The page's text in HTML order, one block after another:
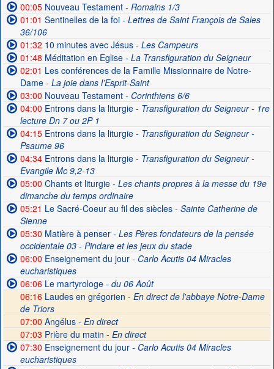
00:05Nouveau Testament- Romains 1/3
01:01 Sentinelles de la foi- Lettres de Saint François de Sales
36/106
01:32 10 minutes avec Jésus- Les Campeurs
01:48 Méditation en Eglise- La Transfiguration du Seigneur
02:01 Les conférences de la Famille Missionnaire de Notre-
Dame- La joie dans l’Esprit-Saint
03:00 Nouveau Testament- Corinthiens 6/6
04:00 Entrons dans la liturgie- Transfiguration du Seigneur - 1re
lecture Dn 7 ou 2P 1
04:15Entrons dans la liturgie- Transfiguration du Seigneur -
Psaume 96
04:34Entrons dans la liturgie- Transfiguration du Seigneur -
Evangile Mc 9,2-13
05:00 Chants et liturgie- Les chants propres à la messe du 19e
dimanche du temps ordinaire
05:21 Le Sacré-Coeur au fil des siècles- Sainte Catherine de
Sienne
05:30 Matière à penser- Les Pères fondateurs de la pensée
occidentale 03 - Pindare et les jeux du stade
06:00 Enseignement du jour- Carlo Acutis 04 Miracles
eucharistiques
06:06Le martyrologe- du 06 Août
06:16 Laudes en grégorien - En direct de l'abbaye Notre-Dame
de Triors
07:00 Angélus - En direct
07:03 Prière du matin - En direct
07:30 Enseignement du jour- Carlo Acutis 04 Miracles
eucharistiques